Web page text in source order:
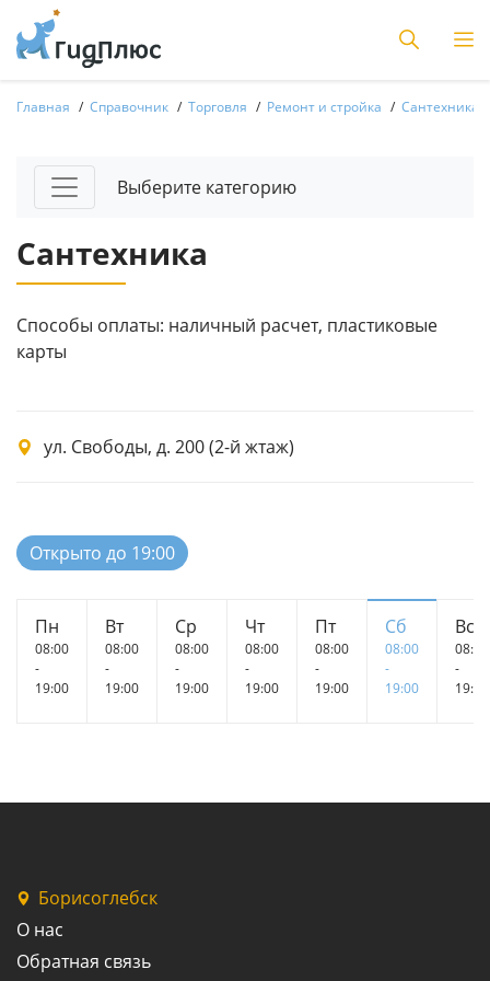
Главная Справочник Торговля Ремонт и стройка Сантехника
Выберите категорию
Сантехника
Способы оплаты: наличный расчет, пластиковые
карты
ул. Свободы, д. 200 (2-й жтаж)
Открыто до 19:00
Пн
08:00
-
19:00
Вт
08:00
-
19:00
Ср
08:00
-
19:00
Чт
08:00
-
19:00
Пт
08:00
-
19:00
Сб
08:00
-
19:00
Вс
08:00
-
19:00
Борисоглебск
О нас
Обратная связь